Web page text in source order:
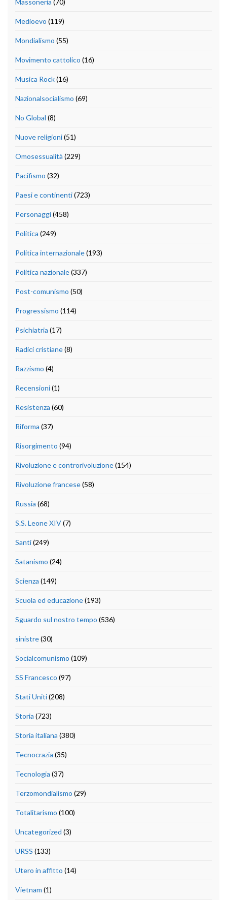
Medioevo (119)
Mondialismo (55)
Movimento cattolico (16)
Musica Rock(16)
Nazionalsocialismo (69)
No Global (8)
Nuove religioni(51)
Omosessualità (229)
Pacifismo (32)
Paesi e continenti(723)
Personaggi(458)
Politica (249)
Politica internazionale(193)
Politica nazionale(337)
Post-comunismo (50)
Progressismo (114)
Psichiatria (17)
Radici cristiane(8)
Razzismo (4)
Recensioni(1)
Resistenza (60)
Riforma (37)
Risorgimento (94)
Rivoluzione e controrivoluzione(154)
Rivoluzione francese(58)
Russia (68)
S.S. Leone XIV(7)
Santi(249)
Satanismo (24)
Scienza (149)
Scuola ed educazione(193)
Sguardo sul nostro tempo (536)
sinistre(30)
Socialcomunismo (109)
SS Francesco (97)
Stati Uniti(208)
Storia (723)
Storia italiana (380)
Tecnocrazia (35)
Tecnologia (37)
Terzomondialismo (29)
Totalitarismo (100)
Uncategorized (3)
URSS (133)
Utero in affitto (14)
Vietnam (1)